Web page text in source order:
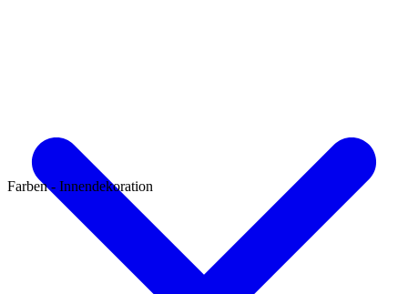
Farben - Innendekoration